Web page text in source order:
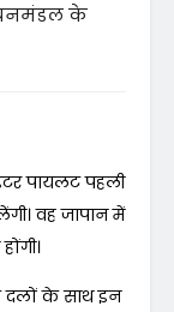
के
पायलट पहली
वह जापान में
दलों के साथ इन